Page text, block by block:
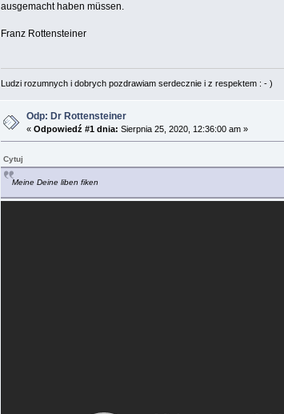
ausgemacht haben müssen.
Franz Rottensteiner
Ludzi rozumnych i dobrych pozdrawiam serdecznie i z respektem : - )
Odp: Dr Rottensteiner
« Odpowiedź #1 dnia: Sierpnia 25, 2020, 12:36:00 am »
Cytuj
Meine Deine liben fiken